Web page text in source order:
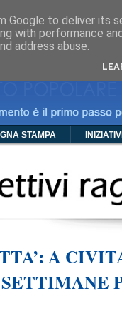
STAMPA
A
Google to deliver its
with performance
address abuse.